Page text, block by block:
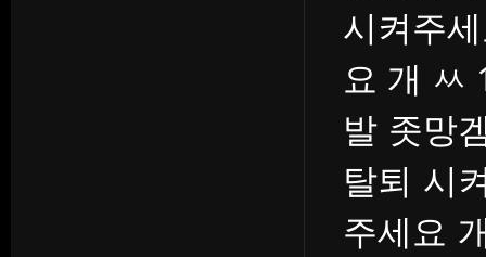
시켜주
요 개 ㅆ
발 좃망
탈퇴 시
주세요